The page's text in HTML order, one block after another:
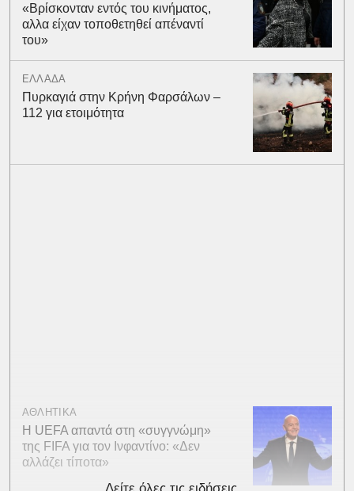
«Bρίσκονταν εντός του κινήματος,
αλλα είχαν τοποθετηθεί απέναντί
του»
ΕΛΛΑΔΑ
Πυρκαγιά στην Κρήνη Φαρσάλων –
112 για ετοιμότητα
ΑΘΛΗΤΙΚΑ
Η UEFA απαντά στη «συγγνώμη»
της FIFA για τον Ινφαντίνο: «Δεν
αλλάζει τίποτα»
Δείτε όλες τις ειδήσεις